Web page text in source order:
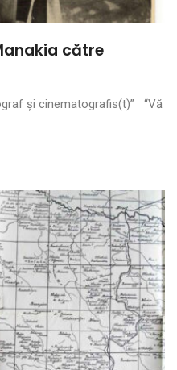
către
și cinematografis(t)” “Vă